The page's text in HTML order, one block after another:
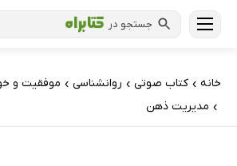
جستجو در
خانه › کتاب‌ صوتی › روانشناسی › موفقیت و
› مدیریت ذهن